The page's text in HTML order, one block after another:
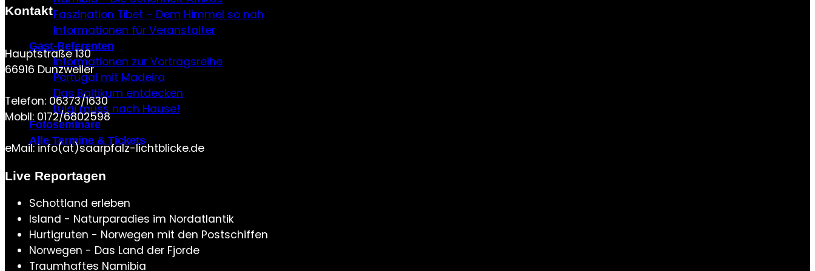
Faszination Tibet – Dem Himmel so nah
Informationen für Veranstalter
Gast-Referenten
Informationen zur Vortragsreihe
Portugal mit Madeira
Das Baltikum entdecken
Luigi muss nach Hause!
Fotoseminare
Alle Termine & Tickets
Kontakt
Hauptstraße 130
66916 Dunzweiler
Telefon: 06373/1630
Mobil: 0172/6802598
eMail: info(at)saarpfalz-lichtblicke.de
Live Reportagen
Schottland erleben
Island - Naturparadies im Nordatlantik
Hurtigruten - Norwegen mit den Postschiffen
Norwegen - Das Land der Fjorde
Traumhaftes Namibia